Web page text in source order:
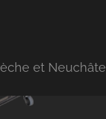
et Neuchâtel